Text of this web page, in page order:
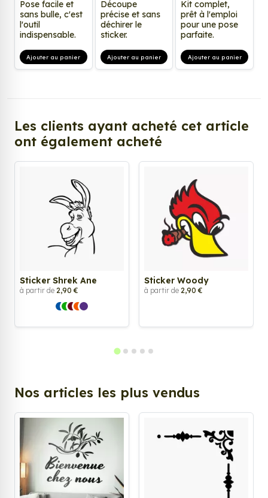
Pose facile et
sans bulle, c'est
l'outil
indispensable.
Ajouter au panier
Découpe
précise et sans
déchirer le
sticker.
Ajouter au panier
Kit complet,
prêt à l'emploi
pour une pose
parfaite.
Ajouter au panier
Les clients ayant acheté cet article
ont également acheté
Sticker Shrek Ane
à partir de 2,90 €
Sticker Woody
à partir de 2,90 €
Nos articles les plus vendus